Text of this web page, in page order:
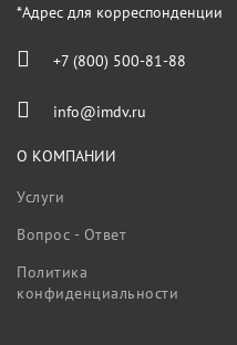
*Адрес для корреспонденции
+7 (800) 500-81-88
info@imdv.ru
О КОМПАНИИ
Услуги
Вопрос - Ответ
Политика
конфиденциальности